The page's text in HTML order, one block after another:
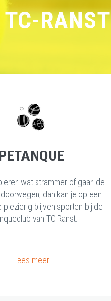
TC-RANST
PETANQUE
wat strammer of gaan de
dan kan je op een
plezierig blijven sporten bij de
van TC Ranst.
Lees meer